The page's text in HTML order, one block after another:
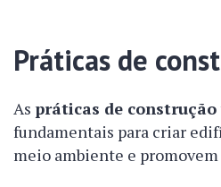
Práticas de
As práticas de construção
fundamentais para criar
meio ambiente e promovem